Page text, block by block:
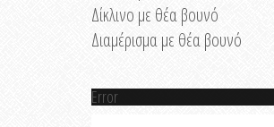
Δίκλινο με θέα βουνό
Διαμέρισμα με θέα βουνό
Error